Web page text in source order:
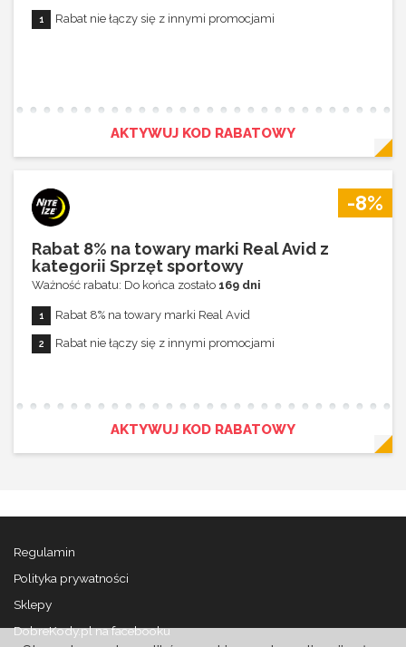
Rabat nie łączy się z innymi promocjami
AKTYWUJ KOD RABATOWY
-8%
Rabat 8% na towary marki Real Avid z
kategorii Sprzęt sportowy
Ważność rabatu: Do końca zostało 169 dni
Rabat 8% na towary marki Real Avid
Rabat nie łączy się z innymi promocjami
AKTYWUJ KOD RABATOWY
Regulamin
Polityka prywatności
Sklepy
DobreKody.pl na facebooku